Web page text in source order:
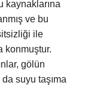
kaynaklarına
ve bu
ile
konmuştur.
gölün
suyu taşıma